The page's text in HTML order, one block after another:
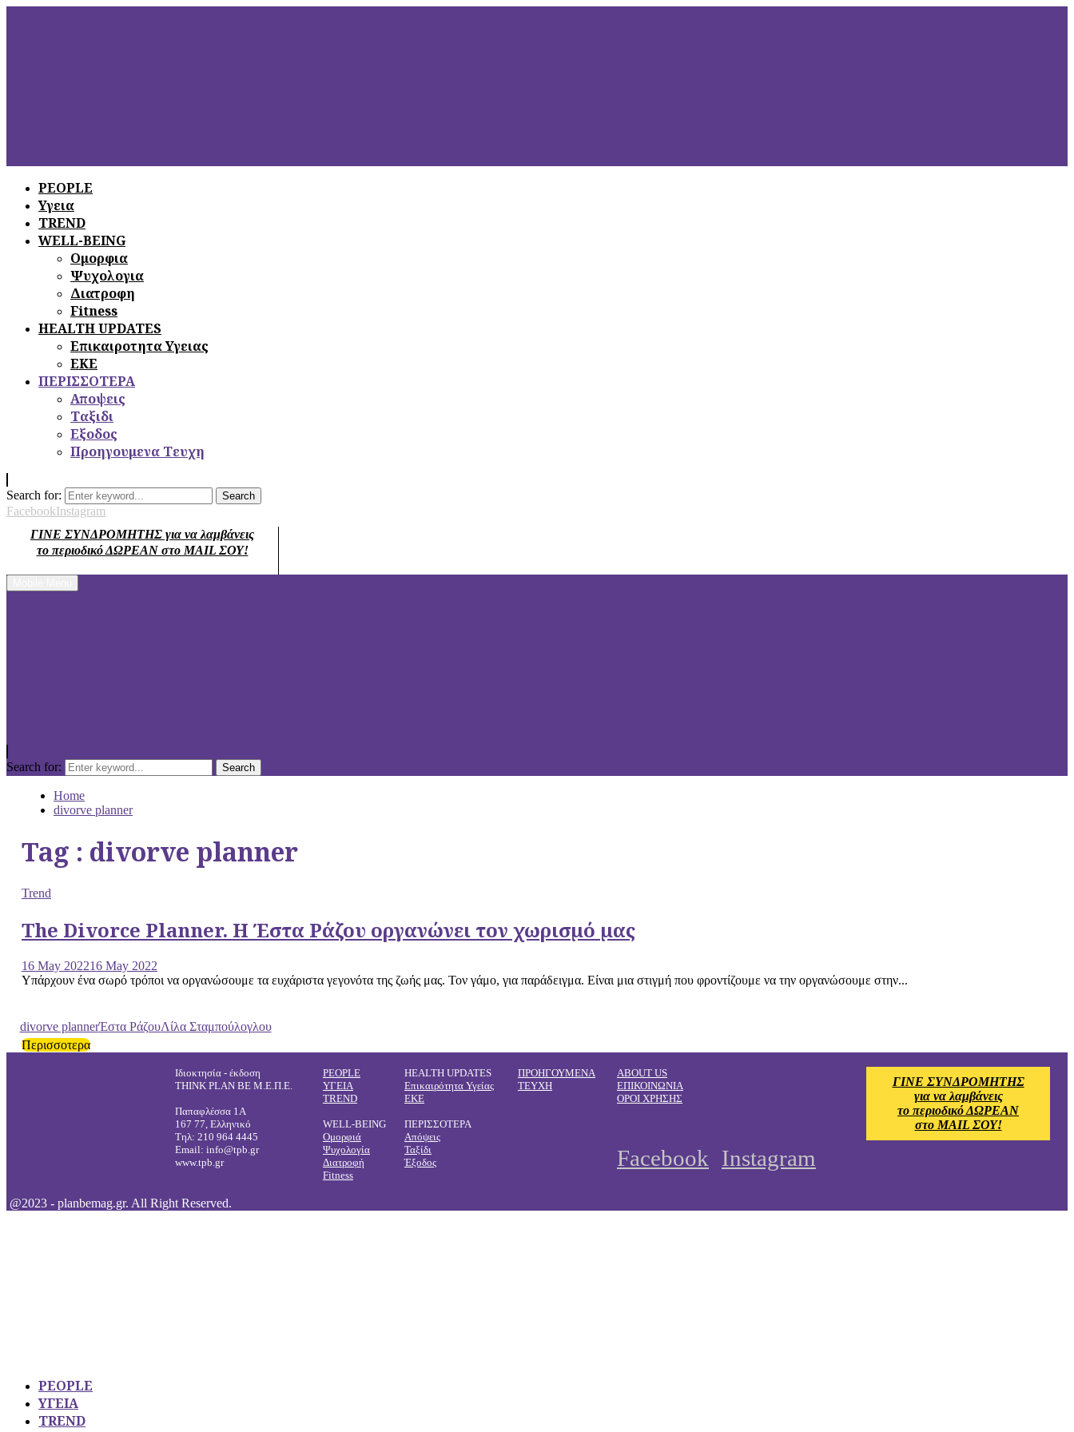
PEOPLE
Υγεια
TREND
WELL-BEING
Ομορφια
Ψυχολογια
Διατροφη
Fitness
HEALTH UPDATES
Επικαιροτητα Υγειας
ΕΚΕ
ΠΕΡΙΣΣΟΤΕΡΑ
Αποψεις
Ταξιδι
Εξοδος
Προηγουμενα Τευχη
Search for: Search
FacebookInstagram
ΓΙΝΕ ΣΥΝΔΡΟΜΗΤΗΣ για να λαμβάνεις
το περιοδικό ΔΩΡΕΑΝ στο MAIL ΣΟΥ!
Search for: Search
Home
divorve planner
Tag : divorve planner
Trend
The Divorce Planner. Η Έστα Ράζου οργανώνει τον χωρισµό µας
16 May 202216 May 2022
Υπάρχουν ένα σωρό τρόποι να οργανώσουμε τα ευχάριστα γεγονότα της ζωής μας. Τον γάμο, για παράδειγμα. Είναι μια στιγμή που φροντίζουμε να την οργανώσουμε στην...
divorve plannerΈστα ΡάζουΛίλα Σταμπούλογλου
Περισσοτερα
Ιδιοκτησία - έκδοση
THINK PLAN BE Μ.Ε.Π.Ε.
Παπαφλέσσα 1Α
167 77, Ελληνικό
Τηλ: 210 964 4445
Email: info@tpb.gr
www.tpb.gr
PEOPLE
ΥΓΕΙΑ
TREND
WELL-BEING
Ομορφιά
Ψυχολογία
Διατροφή
Fitness
HEALTH UPDATES
Επικαιρότητα Υγείας
ΕΚΕ
ΠΕΡΙΣΣΟΤΕΡΑ
Απόψεις
Ταξίδι
Έξοδος
ΠΡΟΗΓΟΥΜΕΝΑ
ΤΕΥΧΗ
ABOUT US
ΕΠΙΚΟΙΝΩΝΙΑ
ΟΡΟΙ ΧΡΗΣΗΣ
Facebook Instagram
ΓΙΝΕ ΣΥΝΔΡΟΜΗΤΗΣ
για να λαμβάνεις
το περιοδικό ΔΩΡΕΑΝ
στο MAIL ΣΟΥ!
@2023 - planbemag.gr. All Right Reserved.
PEOPLE
ΥΓΕΙΑ
TREND